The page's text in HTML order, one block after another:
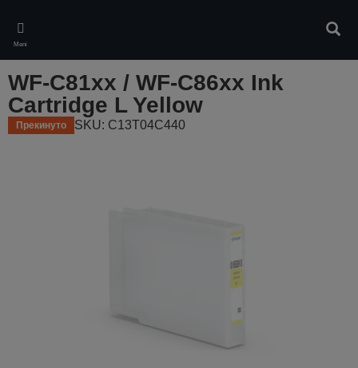
main
content
Meni
WF-C81xx / WF-C86xx Ink
Cartridge L Yellow
Прекинуто SKU: C13T04C440